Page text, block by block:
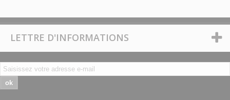
LETTRE D'INFORMATIONS
ok